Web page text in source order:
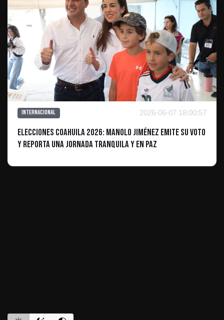
Internacional 2026-06-07 18:00:57
Elecciones Coahuila 2026: Manolo Jiménez emite su voto
y reporta una jornada tranquila y en paz